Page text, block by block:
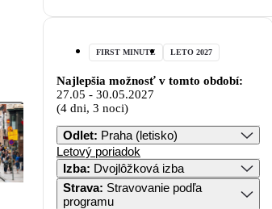
FIRST MINUTE LETO 2027
Najlepšia možnosť v tomto období:
27.05 - 30.05.2027
(4 dni, 3 noci)
Odlet: Praha (letisko)
Letový poriadok
Izba: Dvojlôžková izba
Strava: Stravovanie podľa
programu